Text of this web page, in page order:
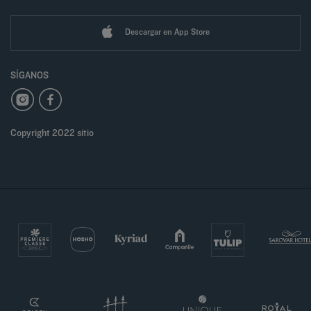
Descargar en App Store
SÍGANOS
Copyright 2022 sitio